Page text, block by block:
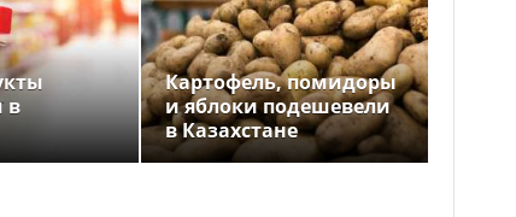
в
Картофель, помидоры
и яблоки подешевели
в Казахстане